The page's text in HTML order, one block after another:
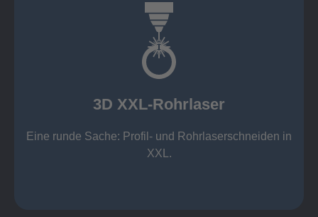
3D XXL-Rohrlaser
Eine runde Sache: Profil- und Rohrlaserschneiden in
XXL.
3D XXL-Rohrlaser
Rechteckprofile bis 300 x 300 mm
Wandstärken:
Nichtrostende Stähle 15 mm (oxidfrei)
Aluminium 10 mm (oxidfrei)